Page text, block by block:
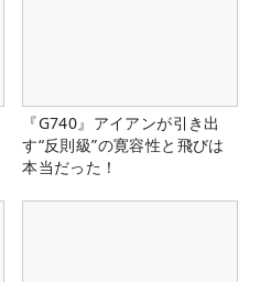
『G740』アイアンが引き出
す“反則級”の寛容性と飛びは
本当だった！